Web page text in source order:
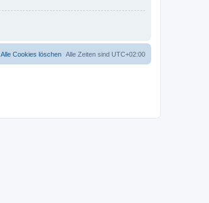
Alle Zeiten sind UTC+02:00
Alle Cookies löschen